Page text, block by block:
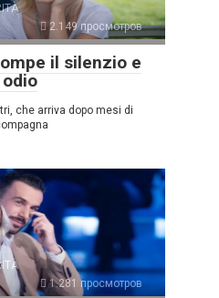
2.149 просмотров
il silenzio e
che arriva dopo mesi di
1.281 просмотров